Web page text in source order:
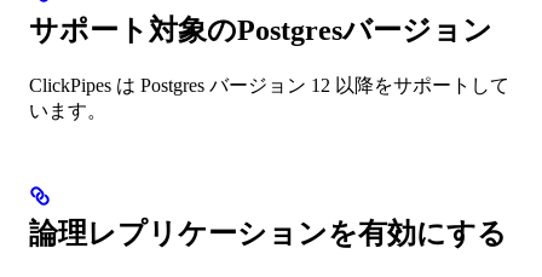
サポート対象のPostgresバージョン
ClickPipes は Postgres バージョン 12 以降をサポートして
います。
論理レプリケーションを有効にする